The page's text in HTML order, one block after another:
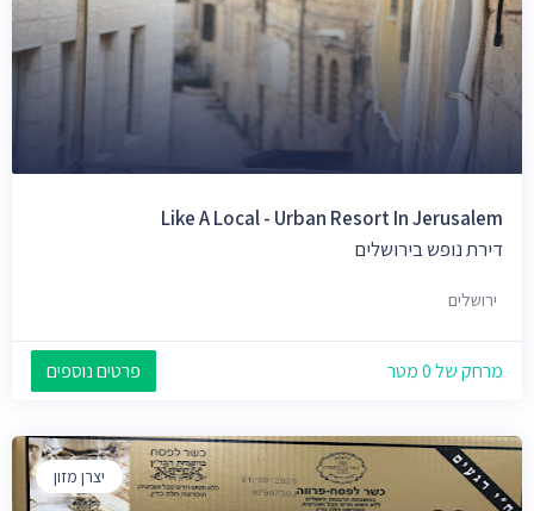
Like A Local - Urban Resort In Jerusalem
דירת נופש בירושלים
ירושלים
מרחק של 0 מטר פרטים נוספים
יצרן מזון